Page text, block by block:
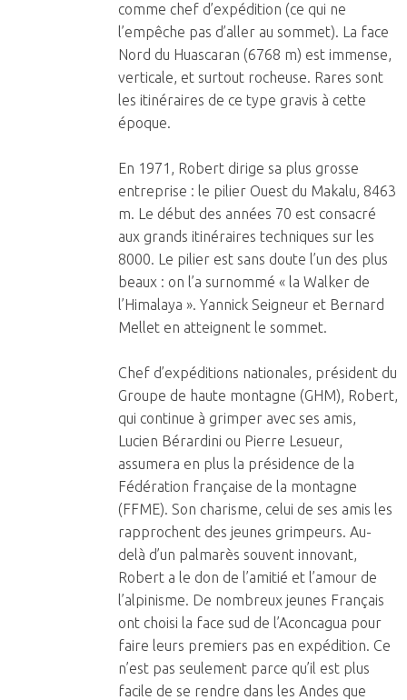
comme chef d’expédition (ce qui ne
l’empêche pas d’aller au sommet). La face
Nord du Huascaran (6768 m) est immense,
verticale, et surtout rocheuse. Rares sont
les itinéraires de ce type gravis à cette
époque.
En 1971, Robert dirige sa plus grosse
entreprise : le pilier Ouest du Makalu, 8463
m. Le début des années 70 est consacré
aux grands itinéraires techniques sur les
8000. Le pilier est sans doute l’un des plus
beaux : on l’a surnommé « la Walker de
l’Himalaya ». Yannick Seigneur et Bernard
Mellet en atteignent le sommet.
Chef d’expéditions nationales, président du
Groupe de haute montagne (GHM), Robert,
qui continue à grimper avec ses amis,
Lucien Bérardini ou Pierre Lesueur,
assumera en plus la présidence de la
Fédération française de la montagne
(FFME). Son charisme, celui de ses amis les
rapprochent des jeunes grimpeurs. Au-
delà d’un palmarès souvent innovant,
Robert a le don de l’amitié et l’amour de
l’alpinisme. De nombreux jeunes Français
ont choisi la face sud de l’Aconcagua pour
faire leurs premiers pas en expédition. Ce
n’est pas seulement parce qu’il est plus
facile de se rendre dans les Andes que